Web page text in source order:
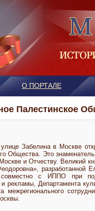
О ПОРТАЛЕ
Палестинское
Забелина в Москве
Общества. Это
и Отчеству. Великий
разработанной
с ИППО при
рекламы, Департамента
межрегионального